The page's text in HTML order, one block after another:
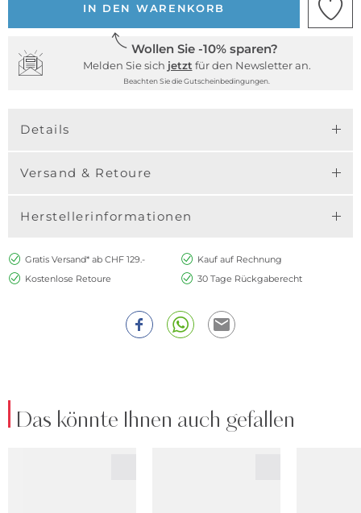
IN DEN WARENKORB
Wollen Sie -10% sparen?
Melden Sie sich jetzt für den Newsletter an.
Beachten Sie die Gutscheinbedingungen.
Details
Versand & Retoure
Herstellerinformationen
Gratis Versand* ab CHF 129.-
Kauf auf Rechnung
Kostenlose Retoure
30 Tage Rückgaberecht
Das könnte Ihnen auch gefallen